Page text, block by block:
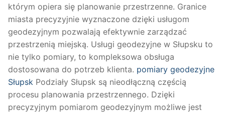
którym opiera się planowanie przestrzenne. Granice
miasta precyzyjnie wyznaczone dzięki usługom
geodezyjnym pozwalają efektywnie zarządzać
przestrzenią miejską. Usługi geodezyjne w Słupsku to
nie tylko pomiary, to kompleksowa obsługa
dostosowana do potrzeb klienta. pomiary geodezyjne
Słupsk Podziały Słupsk są nieodłączną częścią
procesu planowania przestrzennego. Dzięki
precyzyjnym pomiarom geodezyjnym możliwe jest